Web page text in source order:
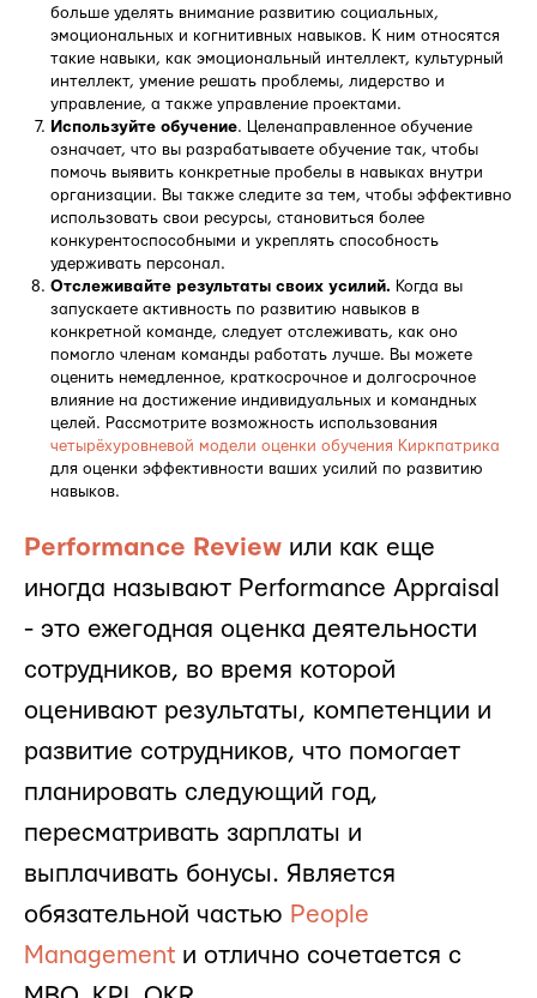
больше уделять внимание развитию социальных,
эмоциональных и когнитивных навыков. К ним относятся
такие навыки, как эмоциональный интеллект, культурный
интеллект, умение решать проблемы, лидерство и
управление, а также управление проектами.
Используйте обучение. Целенаправленное обучение
означает, что вы разрабатываете обучение так, чтобы
помочь выявить конкретные пробелы в навыках внутри
организации. Вы также следите за тем, чтобы эффективно
использовать свои ресурсы, становиться более
конкурентоспособными и укреплять способность
удерживать персонал.
Отслеживайте результаты своих усилий. Когда вы
запускаете активность по развитию навыков в
конкретной команде, следует отслеживать, как оно
помогло членам команды работать лучше. Вы можете
оценить немедленное, краткосрочное и долгосрочное
влияние на достижение индивидуальных и командных
целей. Рассмотрите возможность использования
четырёхуровневой модели оценки обучения Киркпатрика
для оценки эффективности ваших усилий по развитию
навыков.
Performance Review или как еще
иногда называют Performance Appraisal
- это ежегодная оценка деятельности
сотрудников, во время которой
оценивают результаты, компетенции и
развитие сотрудников, что помогает
планировать следующий год,
пересматривать зарплаты и
выплачивать бонусы. Является
обязательной частью People
Management и отлично сочетается с